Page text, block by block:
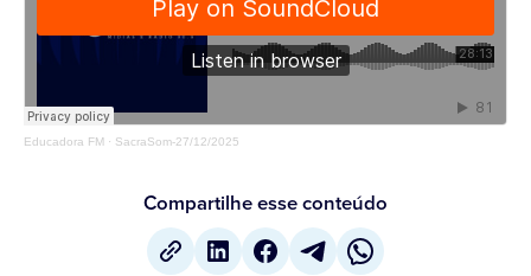
Educadora FM · SacraSom-27/12/2025
Compartilhe esse conteúdo